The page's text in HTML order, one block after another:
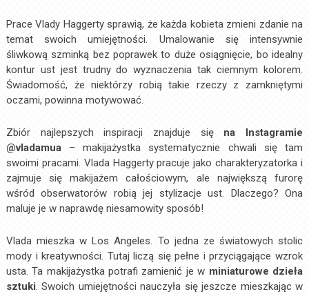
Prace Vlady Haggerty sprawią, że każda kobieta zmieni zdanie na
temat swoich umiejętności. Umalowanie się intensywnie
śliwkową szminką bez poprawek to duże osiągnięcie, bo idealny
kontur ust jest trudny do wyznaczenia tak ciemnym kolorem.
Świadomość, że niektórzy robią takie rzeczy z zamkniętymi
oczami, powinna motywować.
Zbiór najlepszych inspiracji znajduje się na Instagramie
@vladamua– makijażystka systematycznie chwali się tam
swoimi pracami. Vlada Haggerty pracuje jako charakteryzatorka i
zajmuje się makijażem całościowym, ale największą furorę
wśród obserwatorów robią jej stylizacje ust. Dlaczego? Ona
maluje je w naprawdę niesamowity sposób!
Vlada mieszka w Los Angeles. To jedna ze światowych stolic
mody i kreatywności. Tutaj liczą się pełne i przyciągające wzrok
usta. Ta makijażystka potrafi zamienić je w miniaturowe dzieła
sztuki. Swoich umiejętności nauczyła się jeszcze mieszkając w